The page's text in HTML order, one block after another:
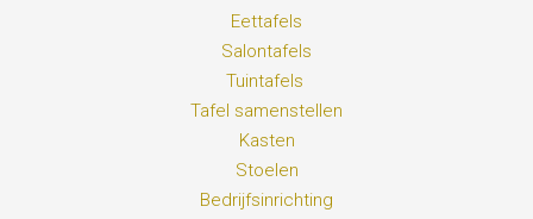
Eettafels
Salontafels
Tuintafels
Tafel samenstellen
Kasten
Stoelen
Bedrijfsinrichting